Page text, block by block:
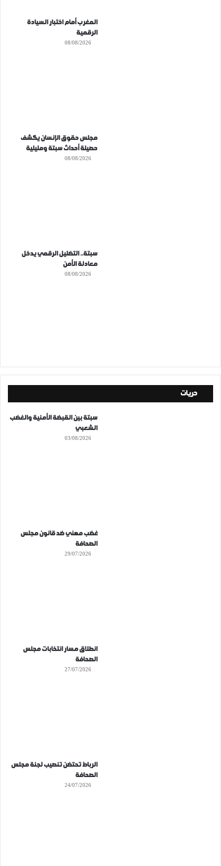
المغرب أمام اختبار السيادة
الرقمية
08/08/2026
مجلس حقوق الإنسان يكشف
حصيلة أحداث سبتة ومليلية
08/08/2026
سبتة.. التضليل الرقمي يدخل
معادلة الأمن
08/08/2026
حريات
سبتة بين القبضة الأمنية والغضب
الشعبي
03/08/2026
غضب مهني ضد قانون مجلس
الصحافة
29/07/2026
انطلاق مسار انتخابات مجلس
الصحافة
27/07/2026
الرباط تحتضن تنصيب لجنة مجلس
الصحافة
24/07/2026